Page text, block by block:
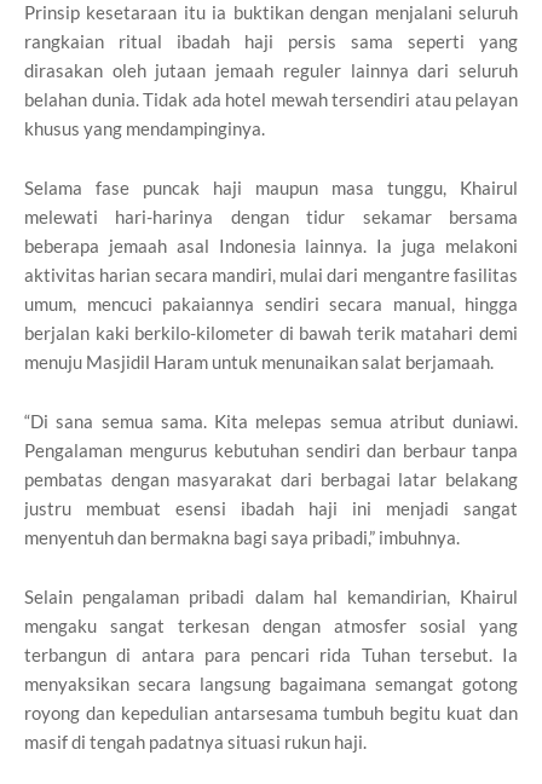
Prinsip kesetaraan itu ia buktikan dengan menjalani seluruh
rangkaian ritual ibadah haji persis sama seperti yang
dirasakan oleh jutaan jemaah reguler lainnya dari seluruh
belahan dunia. Tidak ada hotel mewah tersendiri atau pelayan
khusus yang mendampinginya.
Selama fase puncak haji maupun masa tunggu, Khairul
melewati hari-harinya dengan tidur sekamar bersama
beberapa jemaah asal Indonesia lainnya. Ia juga melakoni
aktivitas harian secara mandiri, mulai dari mengantre fasilitas
umum, mencuci pakaiannya sendiri secara manual, hingga
berjalan kaki berkilo-kilometer di bawah terik matahari demi
menuju Masjidil Haram untuk menunaikan salat berjamaah.
“Di sana semua sama. Kita melepas semua atribut duniawi.
Pengalaman mengurus kebutuhan sendiri dan berbaur tanpa
pembatas dengan masyarakat dari berbagai latar belakang
justru membuat esensi ibadah haji ini menjadi sangat
menyentuh dan bermakna bagi saya pribadi,” imbuhnya.
Selain pengalaman pribadi dalam hal kemandirian, Khairul
mengaku sangat terkesan dengan atmosfer sosial yang
terbangun di antara para pencari rida Tuhan tersebut. Ia
menyaksikan secara langsung bagaimana semangat gotong
royong dan kepedulian antarsesama tumbuh begitu kuat dan
masif di tengah padatnya situasi rukun haji.